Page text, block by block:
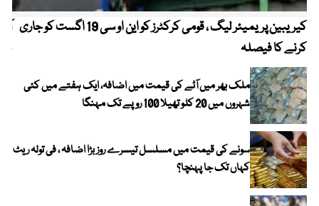
کیریبین پریمیئر لیگ ، قومی کرکٹرز کو این او سی 19 اگست کو جاری
کرنے کا فیصلہ
ملک بھر میں آٹے کی قیمت میں اضافہ، ایک ہفتے میں کئی
شہروں میں 20 کلو تھیلا 100 روپے تک مہنگا
سونے کی قیمت میں مسلسل تیسرے روز بڑا اضافہ ، فی تولہ ریٹ
کہاں تک جا پہنچا؟